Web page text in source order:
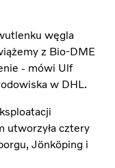
węgla
z Bio-DME
- mówi Ulf
w DHL.
utworzyła cztery
Jönköping i